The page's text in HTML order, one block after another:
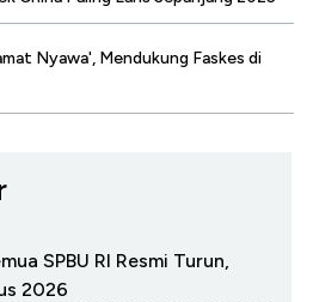
Nyawa', Mendukung Faskes di
SPBU RI Resmi Turun,
2026